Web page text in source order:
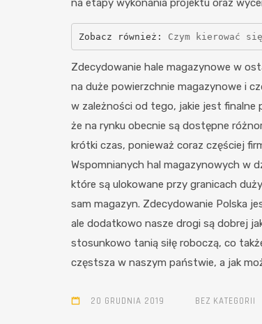
na etapy wykonania projektu oraz
Zobacz również: Czym kierować
Zdecydowanie hale magazynowe w
na duże powierzchnie magazynowe i
w zależności od tego, jakie jest finalne
że na rynku obecnie są dostępne
krótki czas, ponieważ coraz częściej
Wspomnianych hal magazynowych w
które są ulokowane przy granicach
sam magazyn. Zdecydowanie Polska
ale dodatkowo nasze drogi są dobrej
stosunkowo tanią siłę roboczą, co
częstsza w naszym państwie, a jak
20 GRUDNIA 2019 BEZ KATEGORII